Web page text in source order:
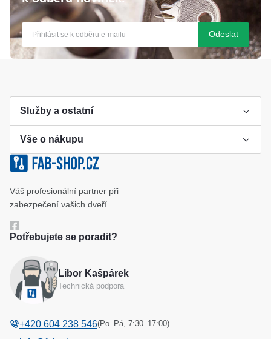
Odeslat
Služby a ostatní
Výroba klíče
Klíčové systémy
Katalog
Vše o nákupu
Cookies a podmínky používání
Ochrana osobních údajů
Odstoupení od kupní smlouvy
Váš profesionální partner při
zabezpečení vašich dveří.
Potřebujete se poradit?
Libor Kašpárek
Technická podpora
+420 604 238 546(Po–Pá, 7:30–17:00)